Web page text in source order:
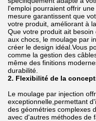
l'emploi pourraient offrir
mesure garantissent que
votre produit, améliorant à
Que votre produit ait
aux chocs, le moulage par
créer le design idéal.Vous
comme la gestion des
même des finitions
durabilité.
2. Flexibilité de la
Le moulage par injection
exceptionnelle,permettant
des géométries complexes
avec d'autres méthodes de